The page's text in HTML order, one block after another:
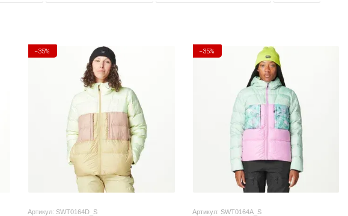
−35%
Артикул: SWT0164D_S
−35%
Артикул: SWT0164A_S